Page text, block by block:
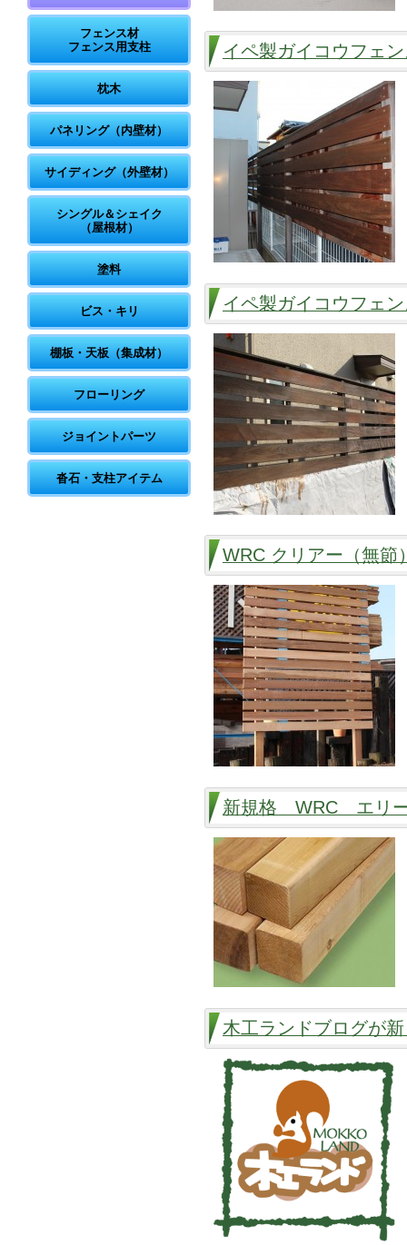
フェンス材
フェンス用支柱
枕木
パネリング（内壁材）
サイディング（外壁材）
シングル＆シェイク
（屋根材）
塗料
ビス・キリ
棚板・天板（集成材）
フローリング
ジョイントパーツ
沓石・支柱アイテム
イペ製ガイコウフェ
イペ製ガイコウフェ
WRC クリアー（無節
新規格 WRC エリ
木工ランドブログが